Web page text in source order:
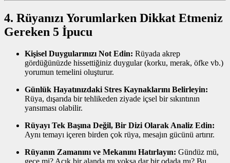
4. Rüyanızı Yorumlarken Dikkat Etmeniz
Gereken 5 İpucu
Kişisel Duygularınızı Not Edin: Rüyada akrep
gördüğünüzde hissettiğiniz duygular (korku, merak, öfke vb.)
yorumun temelini oluşturur.
Günlük Hayatınızdaki Stres Kaynaklarını Belirleyin:
Rüya, dışarıda bir tehlikeden ziyade içsel bir sıkıntının
yansıması olabilir.
Rüyayı Tek Başına Değil, Bir Dizi Olarak Analiz Edin:
Aynı temayı içeren birden çok rüya, mesajın gücünü artırır.
Rüyanın Zamanını ve Mekanını Hatırlayın: Gündüz mü,
gece mi? Açık bir alanda mı yoksa dar bir odada mı? Bu